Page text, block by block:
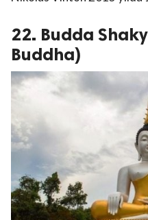
22. Budda
Buddha)